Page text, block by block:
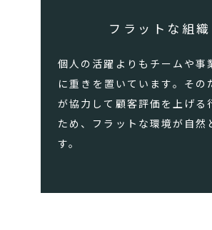
フラットな組織
個人の活躍よりもチームや事
に重きを置いています。その
が協力して顧客評価を上げる
ため、フラットな環境が自然
す。